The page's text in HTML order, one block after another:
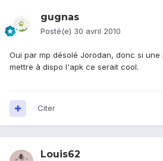
gugnas
Posté(e) 30 avril 2010
Oui par mp désolé Jorodan, donc si une
mettre à dispo l'apk ce serait cool.
Citer
Louis62